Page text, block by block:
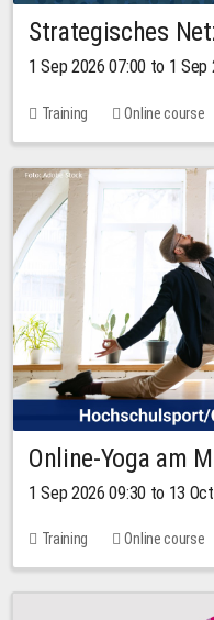
Strategisches
1 Sep 2026 07:00 to 1 Sep
Training Online course
Online-Yoga am
1 Sep 2026 09:30 to 13
Training Online course